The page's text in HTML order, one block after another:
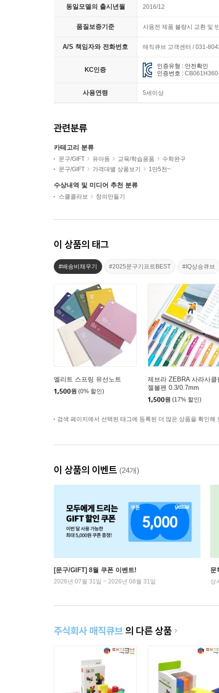
동일모델의 출시년월 2016/12
품질보증기준 사용전 제품 불량시 교환 및
A/S 책임자와 전화번호 매직큐브 고객센터 / 031-
KC인증
인증유형 : 안전확인
인증번호 :
사용연령 5세이상
관련분류
카테고리 분류
문구/GIFT 유아동 교육/학습용품
수학완구
문구/GIFT
가격대별 상품보기 1만5천~
수상내역 및 미디어 추천 분류
스쿨콜라보 창의만들기
이 상품의 태그
#배송비채우기 #2025문구기프트BEST #IQ상승큐브
엘리트 스프링 유선노트
1,500원 (0% 할인)
제브라 ZEBRA 사라사클
젤볼펜 0.3/0.7mm
1,500원 (17% 할인)
검색 페이지에서 선택된 태그에 등록된 더 많은 상품을 확인해
이 상품의 이벤트 (24개)
[문구/GIFT] 8월 쿠폰 이벤트!
2026년 07월 31일 ~ 2026년 08월 31일
문
상
주식회사 매직큐브 의 다른 상품